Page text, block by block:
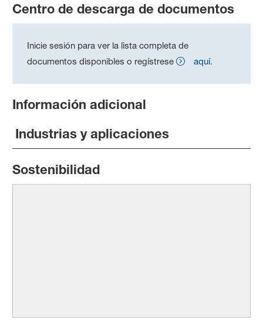
Centro de descarga de documentos
Inicie sesión para ver la lista completa de
documentos disponibles o regístrese
aquí.
Información adicional
Industrias y aplicaciones
Sostenibilidad